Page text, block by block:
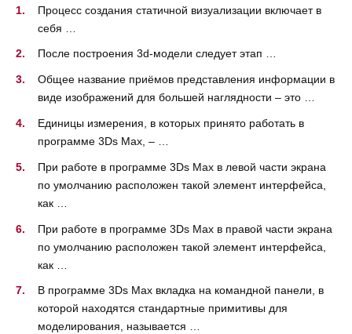
Процесс создания статичной визуализации включает в
себя …
После построения 3d-модели следует этап …
Общее название приёмов представления информации в
виде изображений для большей наглядности – это …
Единицы измерения, в которых принято работать в
программе 3Ds Max, – …
При работе в программе 3Ds Max в левой части экрана
по умолчанию расположен такой элемент интерфейса,
как …
При работе в программе 3Ds Max в правой части экрана
по умолчанию расположен такой элемент интерфейса,
как …
В программе 3Ds Max вкладка на командной панели, в
которой находятся стандартные примитивы для
моделирования, называется …